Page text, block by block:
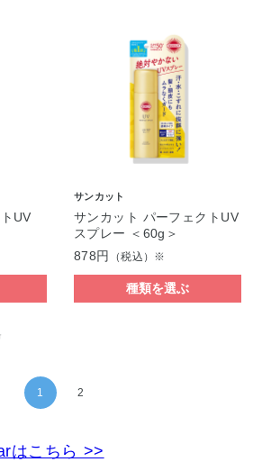
UV
サンカット
サンカット パーフェクトUV
スプレー ＜60g＞
878円
（税込）※
種類を選ぶ
1 2
はこちら >>